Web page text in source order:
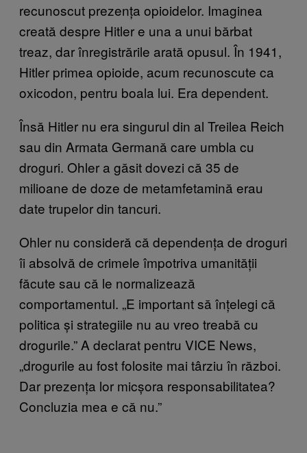
recunoscut prezența opioidelor. Imaginea
creată despre Hitler e una a unui bărbat
treaz, dar înregistrările arată opusul. În 1941,
Hitler primea opioide, acum recunoscute ca
oxicodon, pentru boala lui. Era dependent.
Însă Hitler nu era singurul din al Treilea Reich
sau din Armata Germană care umbla cu
droguri. Ohler a găsit dovezi că 35 de
milioane de doze de metamfetamină erau
date trupelor din tancuri.
Ohler nu consideră că dependența de droguri
îi absolvă de crimele împotriva umanității
făcute sau că le normalizează
comportamentul. „E important să înțelegi că
politica și strategiile nu au vreo treabă cu
drogurile.” A declarat pentru VICE News,
„drogurile au fost folosite mai târziu în război.
Dar prezența lor micșora responsabilitatea?
Concluzia mea e că nu.”